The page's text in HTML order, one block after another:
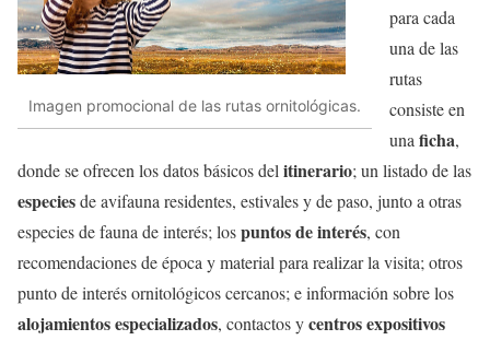
Imagen promocional de las rutas ornitológicas.
para cada
una de las
rutas
consiste en
una ficha,
donde se ofrecen los datos básicos del itinerario; un listado de las
especiesde avifauna residentes, estivales y de paso, junto a otras
especies de fauna de interés; lospuntos de interés, con
recomendaciones de época y material para realizar la visita; otros
punto de interés ornitológicos cercanos; e información sobre los
alojamientos especializados, contactos ycentros expositivos